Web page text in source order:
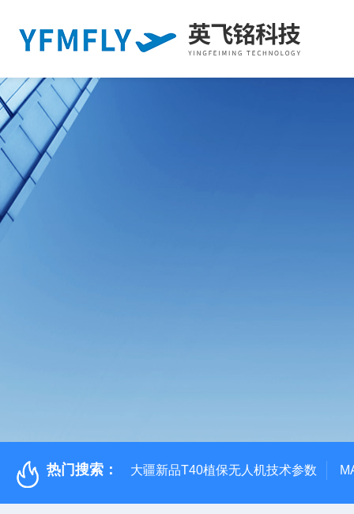
热门搜索： 大疆新品T40植保无人机技术参数